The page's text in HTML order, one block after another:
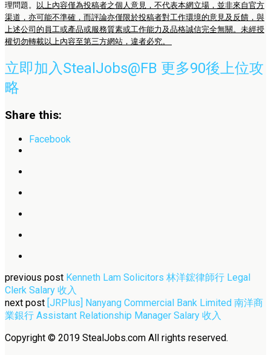
理問題。
以上內容僅為投稿者之個人意見，不代表本網立場，並非來自官方
渠道，亦可能不準確，而評論亦僅限於投稿者對工作環境的意見及反饋，與
上述公司的員工或產品或服務質素或工作能力及品格誠信完全無關。未經授
權切勿轉載以上內容至第三方網站，違者必究。
立即加入StealJobs@FB 更多90後上位攻
略
Share this:
Facebook
previous post Kenneth Lam Solicitors 林洋鋐律師行 Legal
Clerk Salary 收入
next post [JRPlus] Nanyang Commercial Bank Limited 南洋商
業銀行 Assistant Relationship Manager Salary 收入
Copyright © 2019 StealJobs.com All rights reserved.